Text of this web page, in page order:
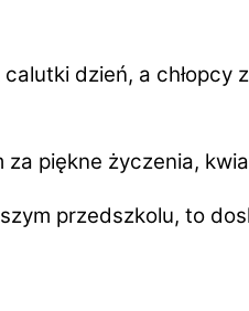
dzień, a chłopcy
piękne życzenia,
przedszkolu, to